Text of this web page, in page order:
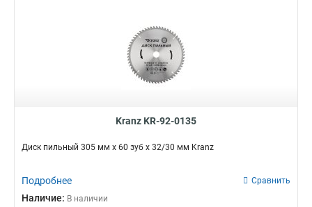
Kranz KR-92-0135
Диск пильный 305 мм х 60 зуб х 32/30 мм Kranz
Подробнее Сравнить
Наличие: В наличии